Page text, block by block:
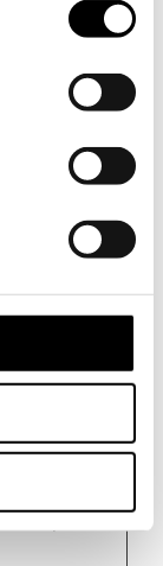
Kuvaus
Alkuperäinen
Toyota
KE70